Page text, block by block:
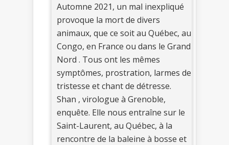
Automne 2021, un mal inexpliqué
provoque la mort de divers
animaux, que ce soit au Québec, au
Congo, en France ou dans le Grand
Nord . Tous ont les mêmes
symptômes, prostration, larmes de
tristesse et chant de détresse.
Shan , virologue à Grenoble,
enquête. Elle nous entraîne sur le
Saint-Laurent, au Québec, à la
rencontre de la baleine à bosse et